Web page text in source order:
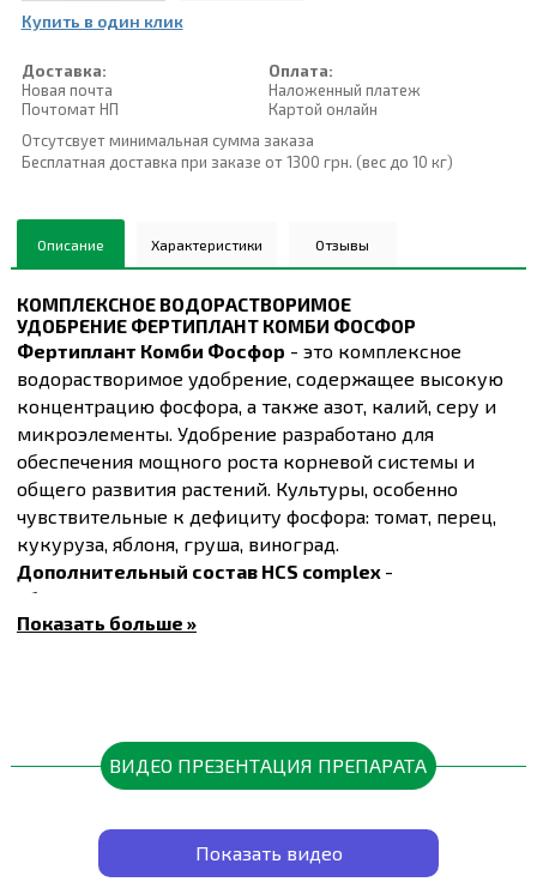
Купить в один клик
Доставка:
Новая почта
Почтомат НП
Оплата:
Наложенный платеж
Картой онлайн
Отсутсвует минимальная сумма заказа
Бесплатная доставка при заказе от 1300 грн. (вес до 10 кг)
Описание Характеристики Отзывы
КОМПЛЕКСНОЕ ВОДОРАСТВОРИМОЕ
УДОБРЕНИЕ ФЕРТИПЛАНТ КОМБИ ФОСФОР
Фертиплант Комби Фосфор - это комплексное
водорастворимое удобрение, содержащее высокую
концентрацию фосфора, а также азот, калий, серу и
микроэлементы. Удобрение разработано для
обеспечения мощного роста корневой системы и
общего развития растений. Культуры, особенно
чувствительные к дефициту фосфора: томат, перец,
кукуруза, яблоня, груша, виноград.
Дополнительный состав HCS complex -
обеспечивает прилипание и однородное покрытие
рабочим раствором листового аппарата растений,
транспортировку и усвоение питательных веществ
растением.
Преимущества:
ультратонкого помола гарантирует быстрое и
100% растворение удобрения, что делает его
Показать больше »
ВИДЕО ПРЕЗЕНТАЦИЯ ПРЕПАРАТА
Показать видео